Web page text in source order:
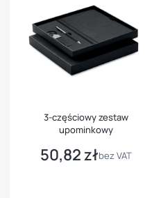
3-częściowy zestaw
upominkowy
Cena
50,82 złbez VAT